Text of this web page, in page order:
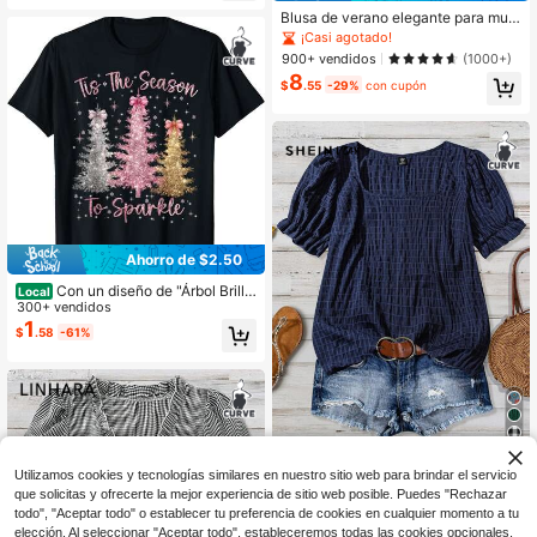
Ahorro de $2.50
Local Con un diseño de "Árbol Brilla
nte de Temporada Navideña" - Ca
miseta casual de cuello redondo, at
uendo navideño, adecuada para us
300+ vendidos
$1 .58 -61%
Blusa de verano elegante para muje
res de talla grande con estampado
de leopardo, mangas cortas abullon
adas y escote en V
¡Casi agotado!
900+ vendidos
(1000+)
$8.55 -29% con cupón
SHEIN VCAY Blusa casual de veran
o de talla grande con cuello cuadra
do y mangas abullonadas de tela te
xturizada
¡Casi agotado!
#8 Más vendidos
en Regreso Tops de talla grande
¡Casi agotado!
#8 Más vendidos
en Regreso Tops de talla grande
¡Casi agotado!
2.2k+ vendidos (1000+)
Utilizamos cookies y tecnologías similares en nuestro sitio web para brindar el servicio
que solicitas y ofrecerte la mejor experiencia de sitio web posible. Puedes "Rechazar
todo", "Aceptar todo" o establecer tu preferencia de cookies en cualquier momento a tu
elección. Al seleccionar "Aceptar todo", estableceremos todas las cookies opcionales,